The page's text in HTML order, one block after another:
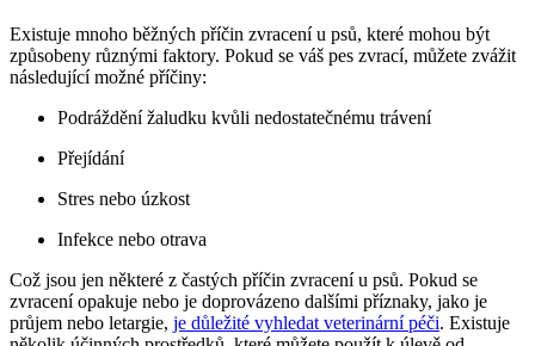
Existuje mnoho běžných příčin zvracení u psů, které mohou být
způsobeny různými faktory. Pokud se váš pes zvrací, můžete zvážit
následující možné příčiny:
Podráždění žaludku kvůli nedostatečnému trávení
Přejídání
Stres nebo úzkost
Infekce nebo otrava
Což jsou jen některé z častých příčin zvracení u psů. Pokud se
zvracení opakuje nebo je doprovázeno dalšími příznaky, jako je
průjem nebo letargie, je důležité vyhledat veterinární péči. Existuje